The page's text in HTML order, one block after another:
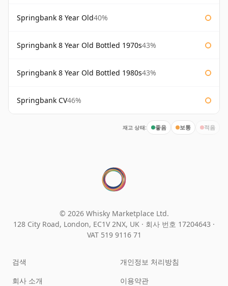
Springbank 8 Year Old40%
Springbank 8 Year Old Bottled 1970s43%
Springbank 8 Year Old Bottled 1980s43%
Springbank CV46%
재고 상태: 좋음 보통 적음
© 2026 Whisky Marketplace Ltd.
128 City Road, London, EC1V 2NX, UK · 회사 번호 17204643 ·
VAT 519 9116 71
검색
회사 소개
개인정보 처리방침
이용약관